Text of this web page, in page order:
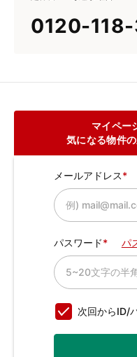
0120-118-
マイペー
気になる物件
メールアドレス
パスワード パ
次回からID/